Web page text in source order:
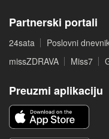
Partnerski portali
24sata Poslovni
missZDRAVA
Miss7
Preuzmi aplikaciju